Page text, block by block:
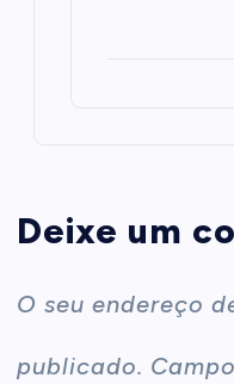
Deixe um
O seu endereço
publicado.